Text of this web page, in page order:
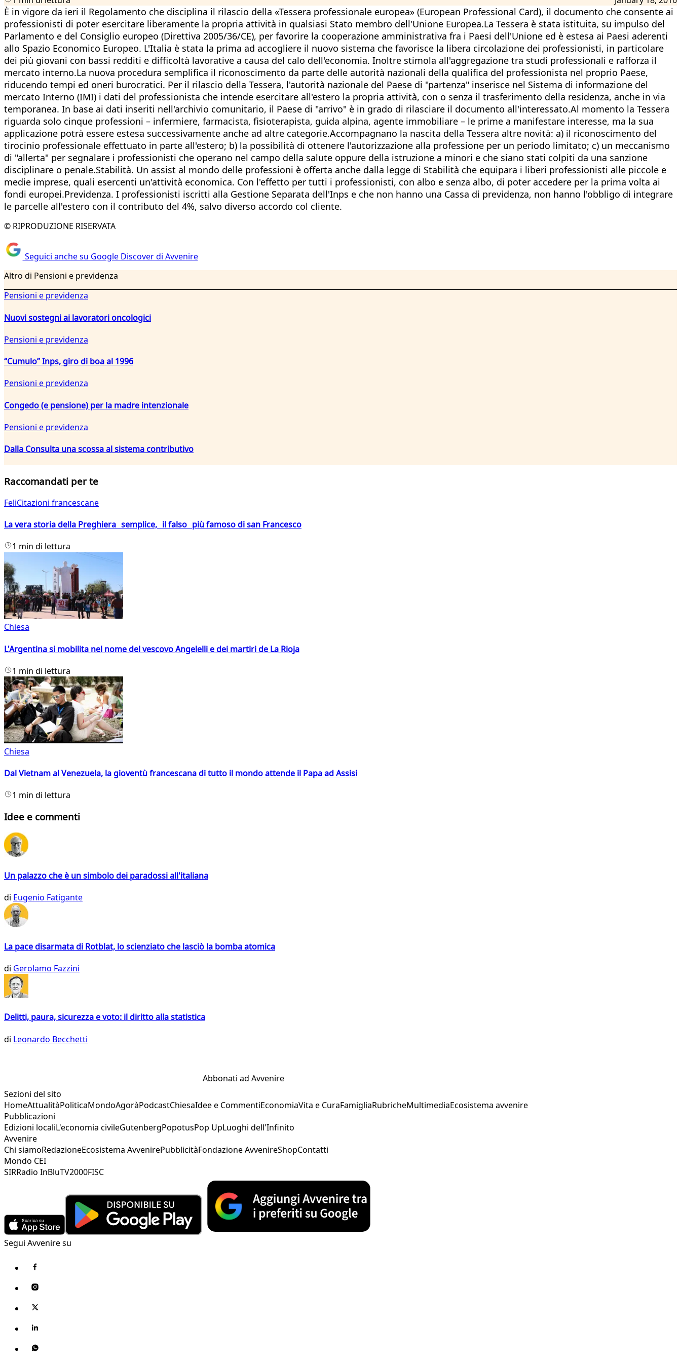
È in vigore da ieri il Regolamento che disciplina il rilascio della «Tessera professionale europea» (European Professional Card), il documento che consente ai
professionisti di poter esercitare liberamente la propria attività in qualsiasi Stato membro dell'Unione Europea.La Tessera è stata istituita, su impulso del
Parlamento e del Consiglio europeo (Direttiva 2005/36/CE), per favorire la cooperazione amministrativa fra i Paesi dell'Unione ed è estesa ai Paesi aderenti
allo Spazio Economico Europeo. L'Italia è stata la prima ad accogliere il nuovo sistema che favorisce la libera circolazione dei professionisti, in particolare
dei più giovani con bassi redditi e difficoltà lavorative a causa del calo dell'economia. Inoltre stimola all'aggregazione tra studi professionali e rafforza il
mercato interno.La nuova procedura semplifica il riconoscimento da parte delle autorità nazionali della qualifica del professionista nel proprio Paese,
riducendo tempi ed oneri burocratici. Per il rilascio della Tessera, l'autorità nazionale del Paese di "partenza" inserisce nel Sistema di informazione del
mercato Interno (IMI) i dati del professionista che intende esercitare all'estero la propria attività, con o senza il trasferimento della residenza, anche in via
temporanea. In base ai dati inseriti nell'archivio comunitario, il Paese di "arrivo" è in grado di rilasciare il documento all'interessato.Al momento la Tessera
riguarda solo cinque professioni – infermiere, farmacista, fisioterapista, guida alpina, agente immobiliare – le prime a manifestare interesse, ma la sua
applicazione potrà essere estesa successivamente anche ad altre categorie.Accompagnano la nascita della Tessera altre novità: a) il riconoscimento del
tirocinio professionale effettuato in parte all'estero; b) la possibilità di ottenere l'autorizzazione alla professione per un periodo limitato; c) un meccanismo
di "allerta" per segnalare i professionisti che operano nel campo della salute oppure della istruzione a minori e che siano stati colpiti da una sanzione
disciplinare o penale.Stabilità. Un assist al mondo delle professioni è offerta anche dalla legge di Stabilità che equipara i liberi professionisti alle piccole e
medie imprese, quali esercenti un'attività economica. Con l'effetto per tutti i professionisti, con albo e senza albo, di poter accedere per la prima volta ai
fondi europei.Previdenza. I professionisti iscritti alla Gestione Separata dell'Inps e che non hanno una Cassa di previdenza, non hanno l'obbligo di integrare
le parcelle all'estero con il contributo del 4%, salvo diverso accordo col cliente.
© RIPRODUZIONE RISERVATA
Seguici anche su Google Discover di Avvenire
Altro di Pensioni e previdenza
Pensioni e previdenza
Nuovi sostegni ai lavoratori oncologici
Pensioni e previdenza
“Cumulo” Inps, giro di boa al 1996
Pensioni e previdenza
Congedo (e pensione) per la madre intenzionale
Pensioni e previdenza
Dalla Consulta una scossa al sistema contributivo
Raccomandati per te
FeliCitazioni francescane
La vera storia della Preghiera semplice, il falso più famoso di san Francesco
1 min di lettura
Chiesa
L'Argentina si mobilita nel nome del vescovo Angelelli e dei martiri de La Rioja
1 min di lettura
Chiesa
Dal Vietnam al Venezuela, la gioventù francescana di tutto il mondo attende il Papa ad Assisi
1 min di lettura
Idee e commenti
Un palazzo che è un simbolo dei paradossi all'italiana
di Eugenio Fatigante
La pace disarmata di Rotblat, lo scienziato che lasciò la bomba atomica
di Gerolamo Fazzini
Delitti, paura, sicurezza e voto: il diritto alla statistica
di Leonardo Becchetti
Abbonati ad Avvenire
Sezioni del sito
HomeAttualitàPoliticaMondoAgoràPodcastChiesaIdee e CommentiEconomiaVita e CuraFamigliaRubricheMultimediaEcosistema avvenire
Pubblicazioni
Edizioni localiL'economia civileGutenbergPopotusPop UpLuoghi dell'Infinito
Avvenire
Chi siamoRedazioneEcosistema AvvenirePubblicitàFondazione AvvenireShopContatti
Mondo CEI
SIRRadio InBluTV2000FISC
Segui Avvenire su